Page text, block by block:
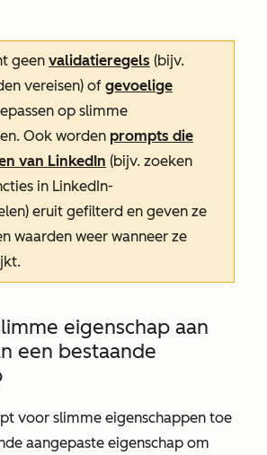
geen validatieregels (bijv.
vereisen) of gevoelige
op slimme
Ook worden prompts die
van LinkedIn (bijv. zoeken
in LinkedIn-
eruit gefilterd en geven ze
waarden weer wanneer ze
eigenschap aan
een bestaande
voor slimme eigenschappen toe
aangepaste eigenschap om